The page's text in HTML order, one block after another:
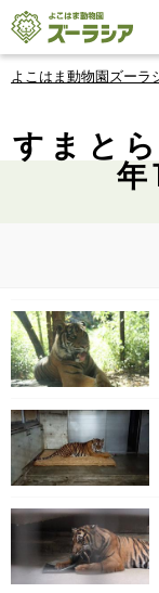
よこはま動物園ズーラ
すまと
年